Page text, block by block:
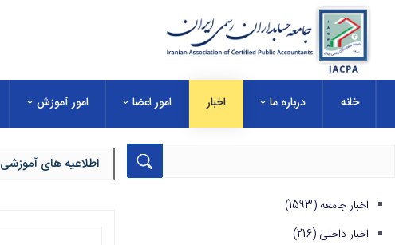
خانه درباره ما اخبار امور اعضا امور آموزش
اخبار جامعه (1593)
اخبار داخلی (216)
اطلاعیه های آموزشی